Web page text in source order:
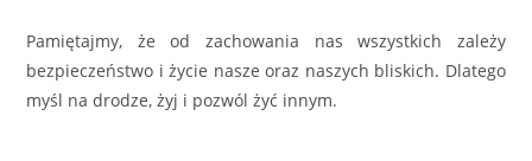
Pamiętajmy, że od zachowania nas wszystkich zależy
bezpieczeństwo i życie nasze oraz naszych bliskich. Dlatego
myśl na drodze, żyj i pozwól żyć innym.